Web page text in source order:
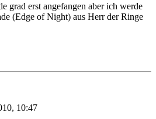
grad erst angefangen aber ich werde
(Edge of Night) aus Herr der Ringe
10:47